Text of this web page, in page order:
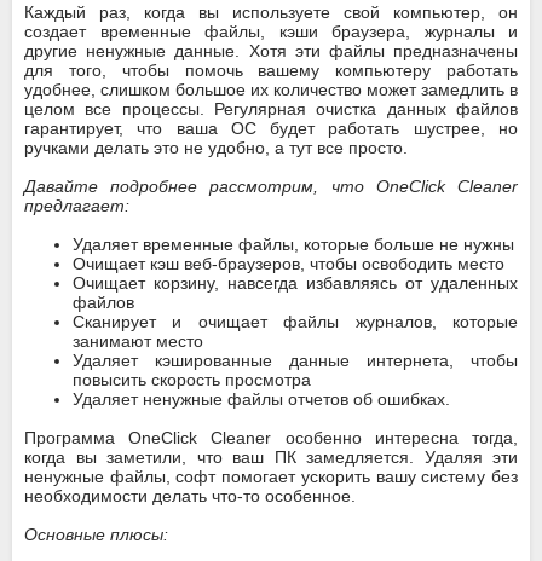
Каждый раз, когда вы используете свой компьютер, он
создает временные файлы, кэши браузера, журналы и
другие ненужные данные. Хотя эти файлы предназначены
для того, чтобы помочь вашему компьютеру работать
удобнее, слишком большое их количество может замедлить в
целом все процессы. Регулярная очистка данных файлов
гарантирует, что ваша ОС будет работать шустрее, но
ручками делать это не удобно, а тут все просто.
Давайте подробнее рассмотрим, что OneClick Cleaner
предлагает:
Удаляет временные файлы, которые больше не нужны
Очищает кэш веб-браузеров, чтобы освободить место
Очищает корзину, навсегда избавляясь от удаленных
файлов
Сканирует и очищает файлы журналов, которые
занимают место
Удаляет кэшированные данные интернета, чтобы
повысить скорость просмотра
Удаляет ненужные файлы отчетов об ошибках.
Программа OneClick Cleaner особенно интересна тогда,
когда вы заметили, что ваш ПК замедляется. Удаляя эти
ненужные файлы, софт помогает ускорить вашу систему без
необходимости делать что-то особенное.
Основные плюсы: